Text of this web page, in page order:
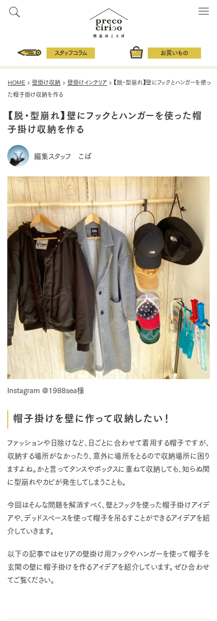
スタッフコラム お買いもの
HOME 壁掛け収納 壁掛けインテリア
【脱・型崩れ】壁にフックとハンガーを使っ
た帽子掛け収納を作る
【脱・型崩れ】壁にフックとハンガーを使った帽
子掛け収納を作る
編集スタッフ こば
Instagram @1988sea様
帽子掛けを壁に作って収納したい！
ファッションや日除けなど、日ごとに合わせて着用する帽子ですが、
収納する場所がなかったり、意外に場所をとるので収納場所に困り
ますよね。かと言ってタンスやボックスに重ねて収納しても、知らぬ間
に型崩れやカビが発生してしまうことも。
今回はそんな問題を解消すべく、壁とフックを使った帽子掛けアイデ
アや、デッドスペースを使って帽子を吊るすことができるアイデアを紹
介していきます。
以下の記事ではセリアの壁掛け用フックやハンガーを使って帽子を
玄関の壁に帽子掛けを作るアイデアを紹介しています。ぜひ合わせ
てご覧ください。